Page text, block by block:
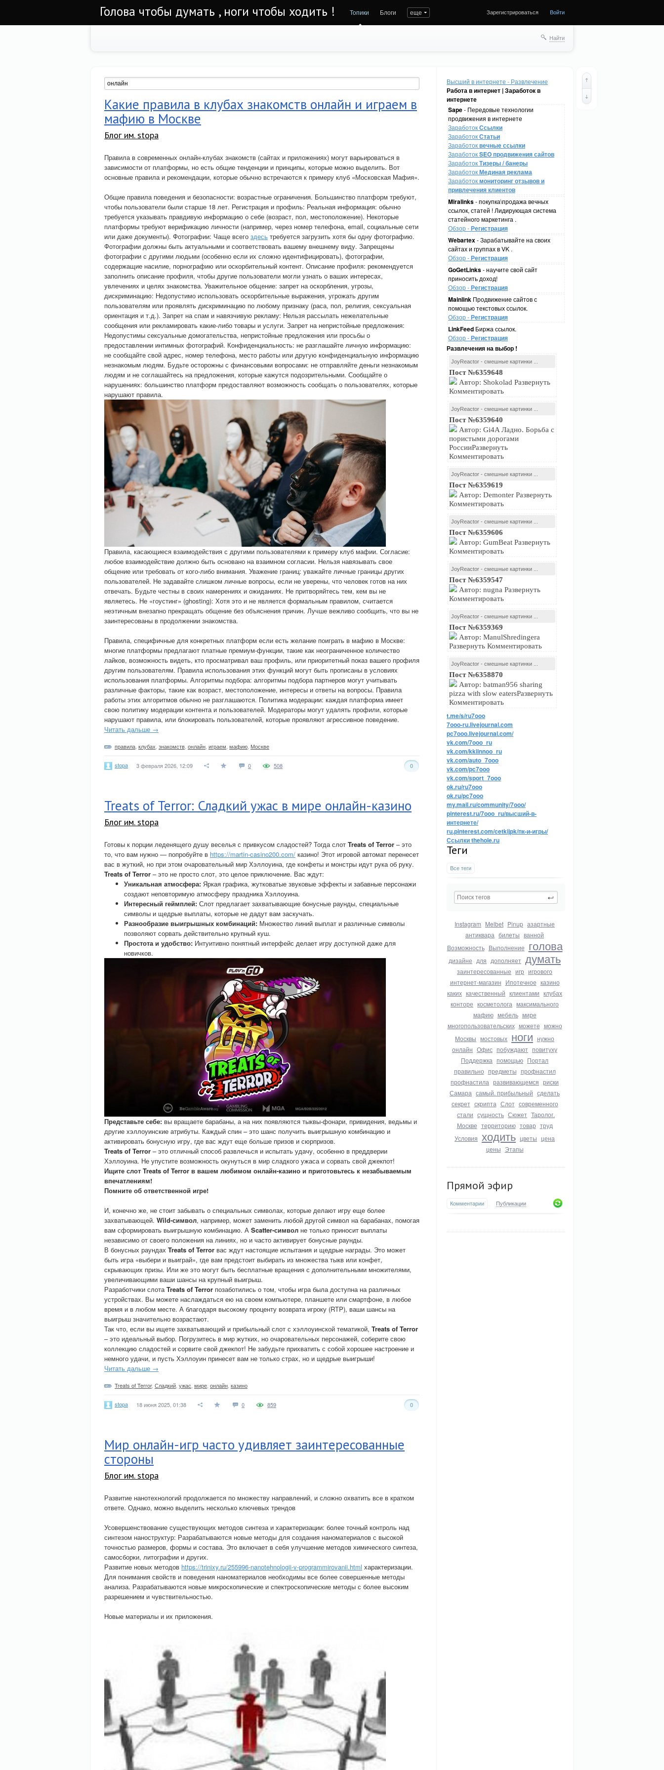
Голова чтобы думать , ноги чтобы ходить ! Топики Блоги еще Зарегистрироваться Войти
Найти
Высший в интернете - Развлечение
Работа в интернет | Заработок в
интернете
Sape- Передовые технологии
продвижения в интернете
ЗаработокСсылки
ЗаработокСтатьи
Заработоквечные ссылки
ЗаработокSEO продвижения сайтов
ЗаработокТизеры / банеры
ЗаработокМединая реклама
Заработокмониторинг отзывов и
привлечения клиентов
Miralinks- покупка\продажа вечных
ссылок, статей ! Лидирующая система
статейного маркетинга .
Обзор -Регистрация
Webartex- Зарабатывайте на своих
сайтах и группах в VK .
Обзор -Регистрация
GoGetLinks- научите свой сайт
приносить доход!
Обзор -Регистрация
Mainlink Продвижение сайтов с
помощью текстовых ссылок.
Обзор -Регистрация
LinkFeed Биржа ссылок.
Обзор -Регистрация
Развлечения на выбор !
JoyReactor - смешные картинки ...
Пост №6359648
Автор: Shokolad Развернуть
Комментировать
JoyReactor - смешные картинки ...
Пост №6359640
Автор: Gi4A Ладно. Борьба с
пористыми дорогами
РоссииРазвернуть
Комментировать
JoyReactor - смешные картинки ...
Пост №6359619
Автор: Demonter Развернуть
Комментировать
JoyReactor - смешные картинки ...
Пост №6359606
Автор: GumBeat Развернуть
Комментировать
JoyReactor - смешные картинки ...
Пост №6359547
Автор: nugna Развернуть
Комментировать
JoyReactor - смешные картинки ...
Пост №6359369
Автор: ManulShredingera
Развернуть Комментировать
JoyReactor - смешные картинки ...
Пост №6358870
Автор: batman956 sharing
pizza with slow eatersРазвернуть
Комментировать
t.me/s/ru7ooo
7ooo-ru.livejournal.com
pc7ooo.livejournal.com/
vk.com/7ooo_ru
vk.com/kkiinnoo_ru
vk.com/auto_7ooo
vk.com/pc7ooo
vk.com/sport_7ooo
ok.ru/ru7ooo
ok.ru/pc7ooo
my.mail.ru/community/7ooo/
pinterest.ru/7ooo_ru/высший-в-
интернете/
ru.pinterest.com/cetkijpk/пк-и-игры/
Ссылки thehole.ru
Теги
Все теги
Instagram Melbet Pinup азартные
антиквара билеты ванной
Возможность Выполнение голова
дизайне для дополняет думать
заинтересованные игр игрового
интернет-магазин Ипотечное казино
каких качественный клиентами клубах
конторе косметолога максимального
мафию мебель мире
многопользовательских можете можно
Москвы мостовых ноги нужно
онлайн Офис побуждают повитуху
Поддержка помощью Портал
правильно предметы профнастил
профнастила развивающемся риски
Самара самый. прибыльный сделать
секрет скрипта Слот современного
стали сущность Сюжет Таролог.
Москве территорию товар труд
Условия ходить цветы цена
цены Этапы
Прямой эфир
Комментарии Публикации
Какие правила в клубах знакомств онлайн и играем в
мафию в Москве
Блог им. stopa
Правила в современных онлайн-клубах знакомств (сайтах и приложениях) могут варьироваться в
зависимости от платформы, но есть общие тенденции и принципы, которые можно выделить. Вот
основные правила и рекомендации, которые обычно встречаются к примеру клуб «Московская Мафия».
Общие правила поведения и безопасности: возрастные ограничения. Большинство платформ требуют,
чтобы пользователи были старше 18 лет. Регистрация и профиль: Реальная информация: обычно
требуется указывать правдивую информацию о себе (возраст, пол, местоположение). Некоторые
платформы требуют верификацию личности (например, через номер телефона, email, социальные сети
или даже документы). Фотографии: Чаще всего здесь требуется загрузить хотя бы одну фотографию.
Фотографии должны быть актуальными и соответствовать вашему внешнему виду. Запрещены
фотографии с другими людьми (особенно если их сложно идентифицировать), фотографии,
содержащие насилие, порнографию или оскорбительный контент. Описание профиля: рекомендуется
заполнить описание профиля, чтобы другие пользователи могли узнать о ваших интересах,
увлечениях и целях знакомства. Уважительное общение: запрет на оскорбления, угрозы,
дискриминацию: Недопустимо использовать оскорбительные выражения, угрожать другим
пользователям или проявлять дискриминацию по любому признаку (раса, пол, религия, сексуальная
ориентация и т.д.). Запрет на спам и навязчивую рекламу: Нельзя рассылать нежелательные
сообщения или рекламировать какие-либо товары и услуги. Запрет на непристойные предложения:
Недопустимы сексуальные домогательства, непристойные предложения или просьбы о
предоставлении интимных фотографий. Конфиденциальность: не разглашайте личную информацию:
не сообщайте свой адрес, номер телефона, место работы или другую конфиденциальную информацию
незнакомым людям. Будьте осторожны с финансовыми вопросами: не отправляйте деньги незнакомым
людям и не соглашайтесь на предложения, которые кажутся подозрительными. Сообщайте о
нарушениях: большинство платформ предоставляют возможность сообщать о пользователях, которые
нарушают правила.
Правила, касающиеся взаимодействия с другими пользователями к примеру клуб мафии. Согласие:
любое взаимодействие должно быть основано на взаимном согласии. Нельзя навязывать свое
общение или требовать от кого-либо внимания. Уважение границ: уважайте личные границы других
пользователей. Не задавайте слишком личные вопросы, если не уверены, что человек готов на них
отвечать. Будьте честны в своих намерениях и ожиданиях. Не притворяйтесь тем, кем вы не
являетесь. Не «гоустинг» (ghosting): Хотя это и не является формальным правилом, считается
неэтичным внезапно прекращать общение без объяснения причин. Лучше вежливо сообщить, что вы не
заинтересованы в продолжении знакомства.
Правила, специфичные для конкретных платформ если есть желание поиграть в мафию в Москве:
многие платформы предлагают платные премиум-функции, такие как неограниченное количество
лайков, возможность видеть, кто просматривал ваш профиль, или приоритетный показ вашего профиля
другим пользователям. Правила использования этих функций могут быть прописаны в условиях
использования платформы. Алгоритмы подбора: алгоритмы подбора партнеров могут учитывать
различные факторы, такие как возраст, местоположение, интересы и ответы на вопросы. Правила
работы этих алгоритмов обычно не разглашаются. Политика модерации: каждая платформа имеет
свою политику модерации контента и пользователей. Модераторы могут удалять профили, которые
нарушают правила, или блокировать пользователей, которые проявляют агрессивное поведение.
Читать дальше →
правила клубах знакомств онлайн играем мафию Москве
stopa 3 февраля 2026, 12:09 0 0
508
Treats of Terror: Сладкий ужас в мире онлайн-казино
Блог им. stopa
Готовы к порции леденящего душу веселья с привкусом сладостей? Тогда слот Treats of Terror – это
то, что вам нужно — попробуйте в https://martin-casino200.com/ казино! Этот игровой автомат перенесет
вас в жуткий, но при этом очаровательный мир Хэллоуина, где конфеты и монстры идут рука об руку.
Treats of Terror – это не просто слот, это целое приключение. Вас ждут:
Уникальная атмосфера: Яркая графика, жутковатые звуковые эффекты и забавные персонажи
создают неповторимую атмосферу праздника Хэллоуина.
Интересный геймплей: Слот предлагает захватывающие бонусные раунды, специальные
символы и щедрые выплаты, которые не дадут вам заскучать.
Разнообразие выигрышных комбинаций: Множество линий выплат и различные символы
позволяют сорвать действительно крупный куш.
Простота и удобство: Интуитивно понятный интерфейс делает игру доступной даже для
новичков.
Представьте себе: вы вращаете барабаны, а на них появляются тыквы-фонари, привидения, ведьмы и
другие хэллоуинские атрибуты. Каждый спин – это шанс получить выигрышную комбинацию и
активировать бонусную игру, где вас ждут еще больше призов и сюрпризов.
Treats of Terror – это отличный способ развлечься и испытать удачу, особенно в преддверии
Хэллоуина. Не упустите возможность окунуться в мир сладкого ужаса и сорвать свой джекпот!
Ищите слот Treats of Terror в вашем любимом онлайн-казино и приготовьтесь к незабываемым
впечатлениям!
Помните об ответственной игре!
И, конечно же, не стоит забывать о специальных символах, которые делают игру еще более
захватывающей. Wild-символ, например, может заменить любой другой символ на барабанах, помогая
вам сформировать выигрышную комбинацию. А Scatter-символ не только приносит выплаты
независимо от своего положения на линиях, но и часто активирует бонусные раунды.
В бонусных раундах Treats of Terror вас ждут настоящие испытания и щедрые награды. Это может
быть игра «выбери и выиграй», где вам предстоит выбирать из множества тыкв или конфет,
скрывающих призы. Или же это могут быть бесплатные вращения с дополнительными множителями,
увеличивающими ваши шансы на крупный выигрыш.
Разработчики слотаTreats of Terror позаботились о том, чтобы игра была доступна на различных
устройствах. Вы можете наслаждаться ею на своем компьютере, планшете или смартфоне, в любое
время и в любом месте. А благодаря высокому проценту возврата игроку (RTP), ваши шансы на
выигрыш значительно возрастают.
Так что, если вы ищете захватывающий и прибыльный слот с хэллоуинской тематикой, Treats of Terror
– это идеальный выбор. Погрузитесь в мир жутких, но очаровательных персонажей, соберите свою
коллекцию сладостей и сорвите свой джекпот! Не забудьте прихватить с собой хорошее настроение и
немного удачи, и пусть Хэллоуин принесет вам не только страх, но и щедрые выигрыши!
Читать дальше →
Treats of Terror, Сладкий ужас мире онлайн казино
stopa 18 июня 2025, 01:38 0 0
859
Мир онлайн-игр часто удивляет заинтересованные
стороны
Блог им. stopa
Развитие нанотехнологий продолжается по множеству направлений, и сложно охватить все в кратком
ответе. Однако, можно выделить несколько ключевых трендов
Усовершенствование существующих методов синтеза и характеризации: более точный контроль над
синтезом наноструктур: Разрабатываются новые методы для создания наноматериалов с высокой
точностью размеров, формы и состава. Это включает в себя улучшение методов химического синтеза,
самосборки, литографии и других.
Развитие новых методов https://trinixy.ru/255996-nanotehnologii-v-programmirovanii.html характеризации.
Для понимания свойств и поведения наноматериалов необходимы все более совершенные методы
анализа. Разрабатываются новые микроскопические и спектроскопические методы с более высоким
разрешением и чувствительностью.
Новые материалы и их приложения.